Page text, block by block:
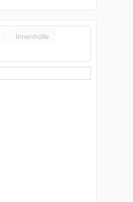
Innenhülle